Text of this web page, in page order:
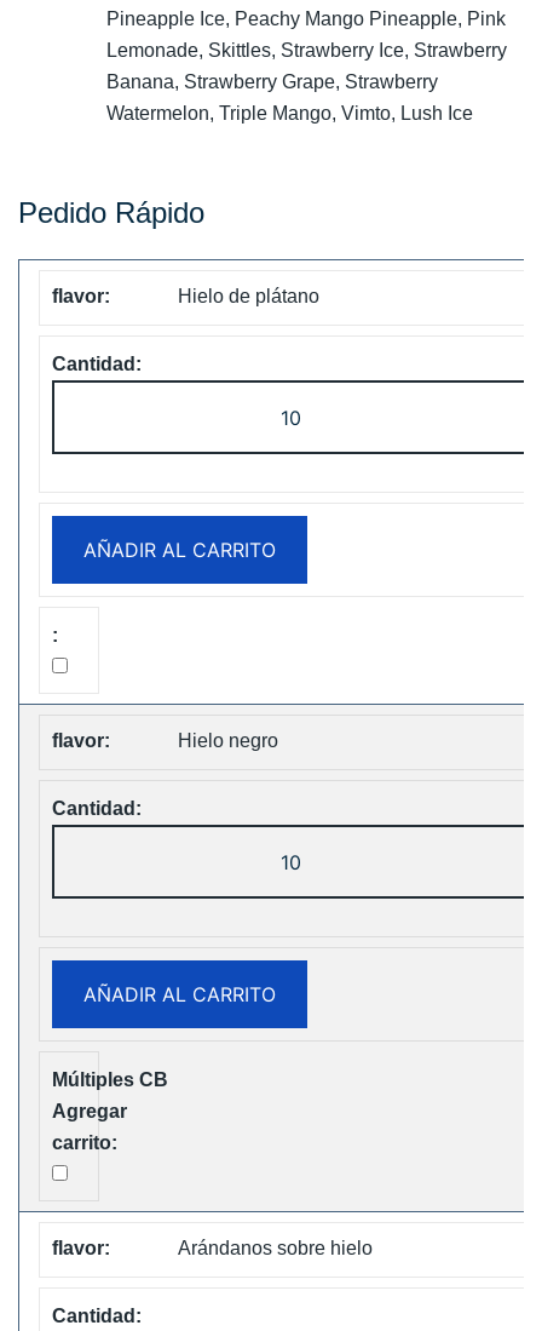
Pineapple Ice, Peachy Mango Pineapple, Pink
Lemonade, Skittles, Strawberry Ice, Strawberry
Banana, Strawberry Grape, Strawberry
Watermelon, Triple Mango, Vimto, Lush Ice
Pedido Rápido
Hielo de plátano
Tornado
30K
Disposable
Free
AÑADIR AL CARRITO
Hielo negro
Tornado
30K
Disposable
Free
AÑADIR AL CARRITO
Arándanos sobre hielo